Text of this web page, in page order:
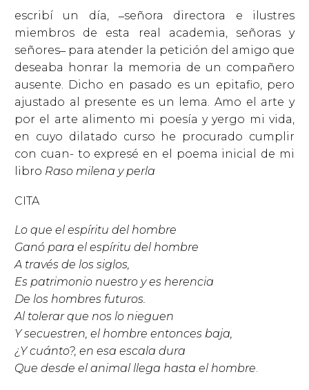
escribí un día, ‒señora directora e ilustres
miembros de esta real academia, señoras y
señores‒ para atender la petición del amigo que
deseaba honrar la memoria de un compañero
ausente. Dicho en pasado es un epitafio, pero
ajustado al presente es un lema. Amo el arte y
por el arte alimento mi poesía y yergo mi vida,
en cuyo dilatado curso he procurado cumplir
con cuan- to expresé en el poema inicial de mi
libro Raso milena y perla
CITA
Lo que el espíritu del hombre
Ganó para el espíritu del hombre
A través de los siglos,
Es patrimonio nuestro y es herencia
De los hombres futuros.
Al tolerar que nos lo nieguen
Y secuestren, el hombre entonces baja,
¿Y cuánto?, en esa escala dura
Que desde el animal llega hasta el hombre.